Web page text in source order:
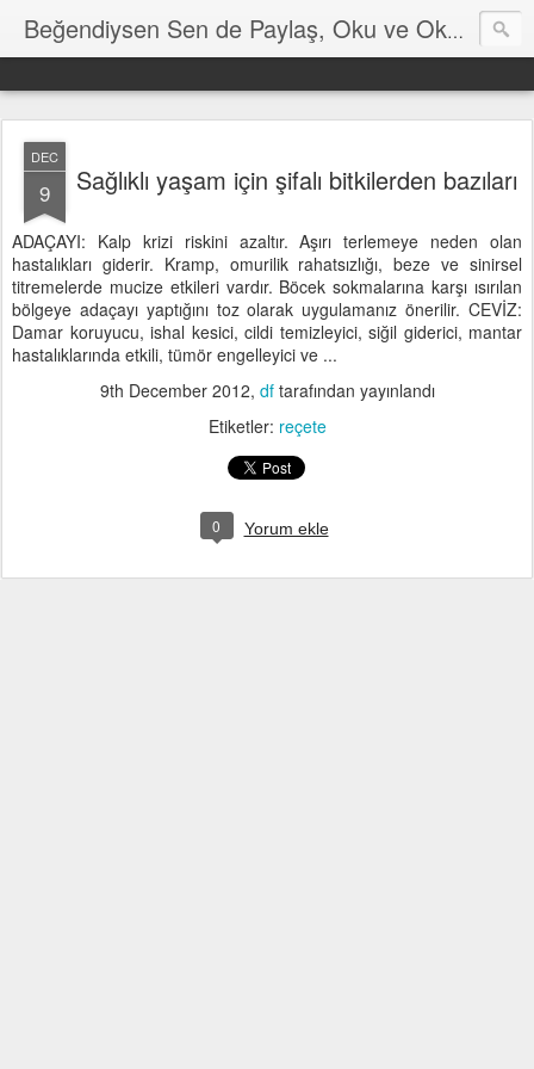
Beğendiysen Sen de Paylaş, Oku ve Okut
DEC
9 Sağlıklı yaşam için şifalı bitkilerden bazıları
ADAÇAYI: Kalp krizi riskini azaltır. Aşırı terlemeye neden olan
hastalıkları giderir. Kramp, omurilik rahatsızlığı, beze ve sinirsel
titremelerde mucize etkileri vardır. Böcek sokmalarına karşı ısırılan
bölgeye adaçayı yaptığını toz olarak uygulamanız önerilir. CEVİZ:
Damar koruyucu, ishal kesici, cildi temizleyici, siğil giderici, mantar
hastalıklarında etkili, tümör engelleyici ve ...
9th December 2012, dftarafından yayınlandı
Etiketler: reçete
0 Yorum ekle